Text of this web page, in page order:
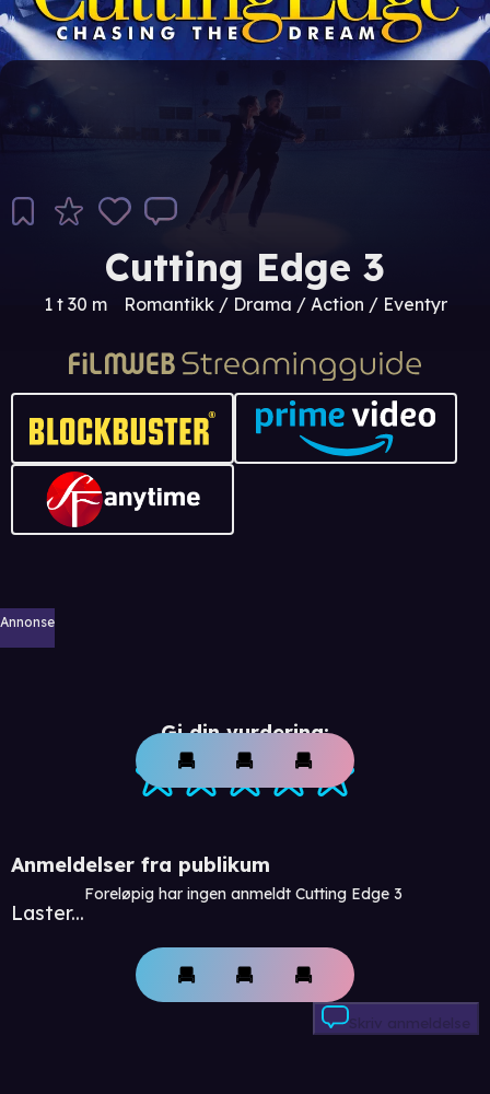
Cutting Edge 3
1 t 30 m Romantikk / Drama / Action / Eventyr
Annonse
Gi din vurdering:
Anmeldelser fra publikum
Laster...
Foreløpig har ingen anmeldt Cutting Edge 3
Skriv anmeldelse